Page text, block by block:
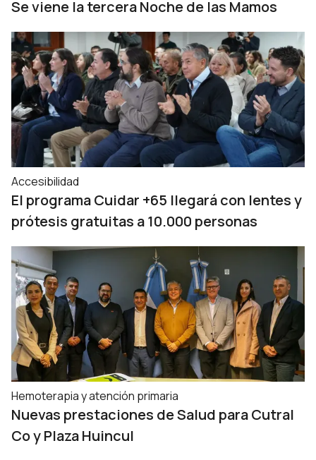
Se viene la tercera Noche de las Mamos
Accesibilidad
El programa Cuidar +65 llegará con lentes y
prótesis gratuitas a 10.000 personas
Hemoterapia y atención primaria
Nuevas prestaciones de Salud para Cutral
Co y Plaza Huincul